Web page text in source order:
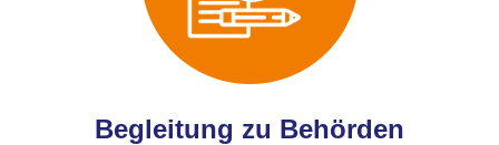
Begleitung zu Behörden